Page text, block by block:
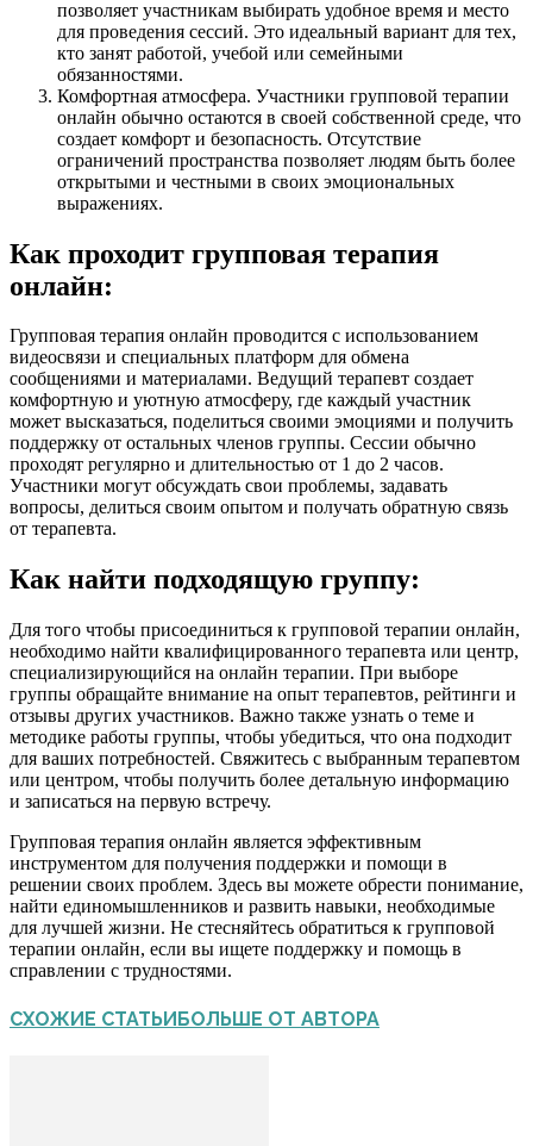
позволяет участникам выбирать удобное время и место
для проведения сессий. Это идеальный вариант для тех,
кто занят работой, учебой или семейными
обязанностями.
Комфортная атмосфера. Участники групповой терапии
онлайн обычно остаются в своей собственной среде, что
создает комфорт и безопасность. Отсутствие
ограничений пространства позволяет людям быть более
открытыми и честными в своих эмоциональных
выражениях.
Как проходит групповая терапия
онлайн:
Групповая терапия онлайн проводится с использованием
видеосвязи и специальных платформ для обмена
сообщениями и материалами. Ведущий терапевт создает
комфортную и уютную атмосферу, где каждый участник
может высказаться, поделиться своими эмоциями и получить
поддержку от остальных членов группы. Сессии обычно
проходят регулярно и длительностью от 1 до 2 часов.
Участники могут обсуждать свои проблемы, задавать
вопросы, делиться своим опытом и получать обратную связь
от терапевта.
Как найти подходящую группу:
Для того чтобы присоединиться к групповой терапии онлайн,
необходимо найти квалифицированного терапевта или центр,
специализирующийся на онлайн терапии. При выборе
группы обращайте внимание на опыт терапевтов, рейтинги и
отзывы других участников. Важно также узнать о теме и
методике работы группы, чтобы убедиться, что она подходит
для ваших потребностей. Свяжитесь с выбранным терапевтом
или центром, чтобы получить более детальную информацию
и записаться на первую встречу.
Групповая терапия онлайн является эффективным
инструментом для получения поддержки и помощи в
решении своих проблем. Здесь вы можете обрести понимание,
найти единомышленников и развить навыки, необходимые
для лучшей жизни. Не стесняйтесь обратиться к групповой
терапии онлайн, если вы ищете поддержку и помощь в
справлении с трудностями.
СХОЖИЕ СТАТЬИБОЛЬШЕ ОТ АВТОРА